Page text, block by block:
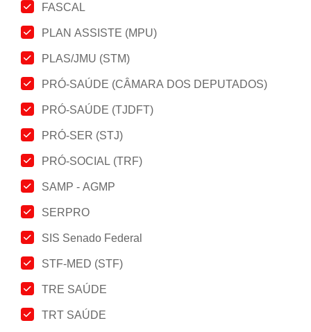
FASCAL
PLAN ASSISTE (MPU)
PLAS/JMU (STM)
PRÓ-SAÚDE (CÂMARA DOS DEPUTADOS)
PRÓ-SAÚDE (TJDFT)
PRÓ-SER (STJ)
PRÓ-SOCIAL (TRF)
SAMP - AGMP
SERPRO
SIS Senado Federal
STF-MED (STF)
TRE SAÚDE
TRT SAÚDE